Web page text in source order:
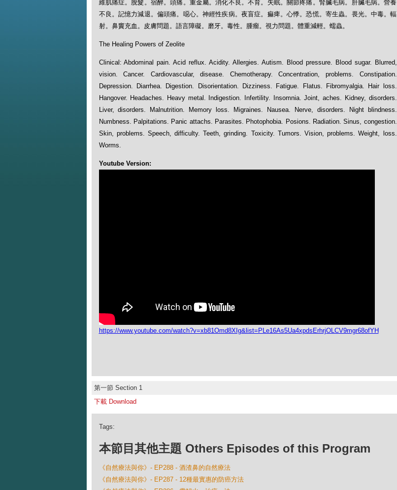
維肌痛症。脫髮。宿醉。頭痛。重金屬。消化不良。不育。失眠。關節疼痛。腎臟毛病。肝臟毛病。營養
不良。記憶力減退。偏頭痛。噁心。神經性疾病。夜盲症。痲痺。心悸。恐慌。寄生蟲。畏光。中毒。輻
射。鼻竇充血。皮膚問題。語言障礙。磨牙。毒性。腫瘤。視力問題。體重減輕。蠕蟲。
The Healing Powers of Zeolite
Clinical: Abdominal pain. Acid reflux. Acidity. Allergies. Autism. Blood pressure. Blood sugar. Blurred,
vision. Cancer. Cardiovascular, disease. Chemotherapy. Concentration, problems. Constipation.
Depression. Diarrhea. Digestion. Disorientation. Dizziness. Fatigue. Flatus. Fibromyalgia. Hair loss.
Hangover. Headaches. Heavy metal. Indigestion. Infertility. Insomnia. Joint, aches. Kidney, disorders.
Liver, disorders. Malnutrition. Memory loss. Migraines. Nausea. Nerve, disorders. Night blindness.
Numbness. Palpitations. Panic attachs. Parasites. Photophobia. Posions. Radiation. Sinus, congestion.
Skin, problems. Speech, difficulty. Teeth, grinding. Toxicity. Tumors. Vision, problems. Weight, loss.
Worms.
Youtube Version:
https://www.youtube.com/watch?v=xb81Omd8XIg&list=PLe16As5Ua4xpdsErhrjOLCV9mgr68ofYH
第一節 Section 1
下載 Download
Tags:
本節目其他主題 Others Episodes of this Program
《自然療法與你》- EP288 - 酒渣鼻的自然療法
《自然療法與你》- EP287 - 12種最實惠的防癌方法